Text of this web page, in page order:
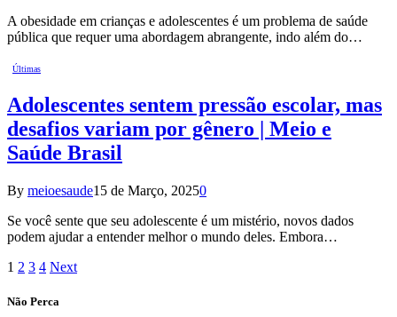
A obesidade em crianças e adolescentes é um problema de saúde
pública que requer uma abordagem abrangente, indo além do…
Últimas
Adolescentes sentem pressão escolar, mas
desafios variam por gênero | Meio e
Saúde Brasil
By meioesaude15 de Março, 20250
Se você sente que seu adolescente é um mistério, novos dados
podem ajudar a entender melhor o mundo deles. Embora…
1 2 3 4 Next
Não Perca